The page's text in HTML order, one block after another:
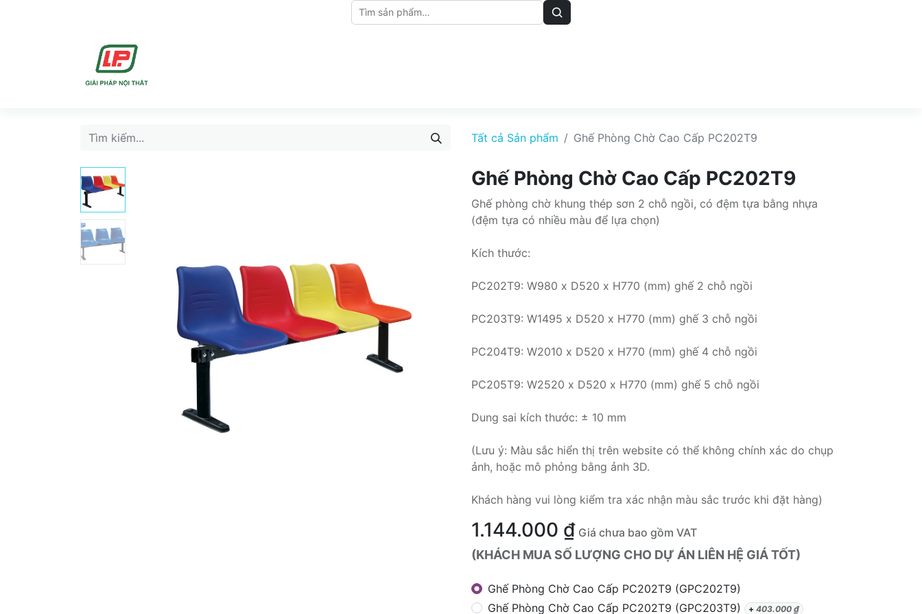
Tất cả Sản phẩm Ghế Phòng Chờ Cao Cấp PC202T9
Ghế Phòng Chờ Cao Cấp PC202T9
Ghế phòng chờ khung thép sơn 2 chỗ ngồi, có đệm tựa bằng nhựa
(đệm tựa có nhiều màu để lựa chọn)
Kích thước:
PC202T9: W980 x D520 x H770 (mm) ghế 2 chỗ ngồi
PC203T9: W1495 x D520 x H770 (mm) ghế 3 chỗ ngồi
PC204T9: W2010 x D520 x H770 (mm) ghế 4 chỗ ngồi
PC205T9: W2520 x D520 x H770 (mm) ghế 5 chỗ ngồi
Dung sai kích thước: ± 10 mm
(Lưu ý: Màu sắc hiển thị trên website có thể không chính xác do chụp
ảnh, hoặc mô phỏng bằng ảnh 3D.
Khách hàng vui lòng kiểm tra xác nhận màu sắc trước khi đặt hàng)
1.144.000 ₫ Giá chưa bao gồm VAT
(KHÁCH MUA SỐ LƯỢNG CHO DỰ ÁN LIÊN HỆ GIÁ TỐT)
Ghế Phòng Chờ Cao Cấp PC202T9 (GPC202T9)
Ghế Phòng Chờ Cao Cấp PC202T9 (GPC203T9)
+ 403.000₫